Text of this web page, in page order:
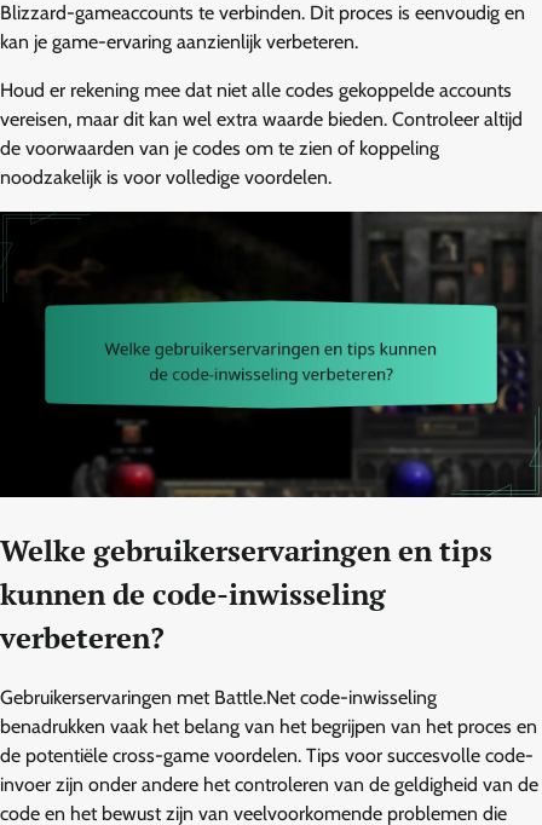
Blizzard-gameaccounts te verbinden. Dit proces is eenvoudig en
kan je game-ervaring aanzienlijk verbeteren.
Houd er rekening mee dat niet alle codes gekoppelde accounts
vereisen, maar dit kan wel extra waarde bieden. Controleer altijd
de voorwaarden van je codes om te zien of koppeling
noodzakelijk is voor volledige voordelen.
Welke gebruikerservaringen en tips
kunnen de code-inwisseling
verbeteren?
Gebruikerservaringen met Battle.Net code-inwisseling
benadrukken vaak het belang van het begrijpen van het proces en
de potentiële cross-game voordelen. Tips voor succesvolle code-
invoer zijn onder andere het controleren van de geldigheid van de
code en het bewust zijn van veelvoorkomende problemen die